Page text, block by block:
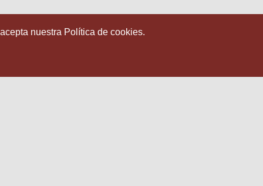
nuestra Política de cookies.